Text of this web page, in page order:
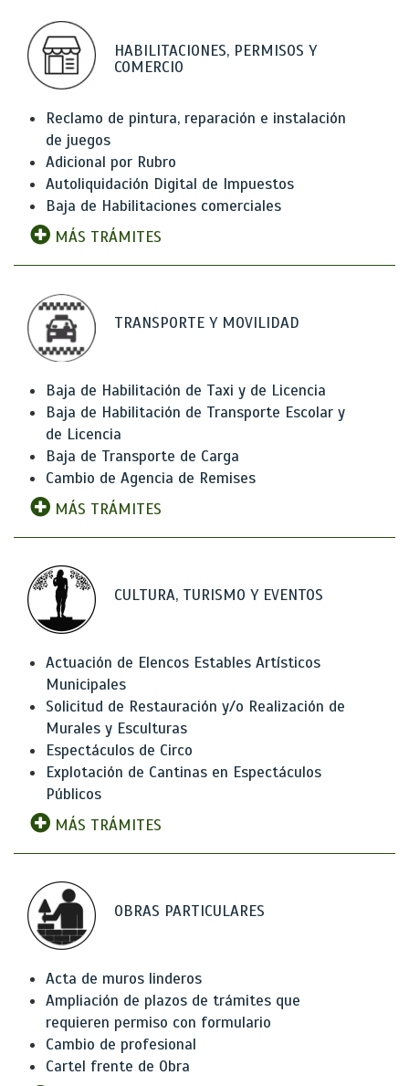
HABILITACIONES, PERMISOS Y
COMERCIO
Reclamo de pintura, reparación e instalación
de juegos
Adicional por Rubro
Autoliquidación Digital de Impuestos
Baja de Habilitaciones comerciales
MÁS TRÁMITES
TRANSPORTE Y MOVILIDAD
Baja de Habilitación de Taxi y de Licencia
Baja de Habilitación de Transporte Escolar y
de Licencia
Baja de Transporte de Carga
Cambio de Agencia de Remises
MÁS TRÁMITES
CULTURA, TURISMO Y EVENTOS
Actuación de Elencos Estables Artísticos
Municipales
Solicitud de Restauración y/o Realización de
Murales y Esculturas
Espectáculos de Circo
Explotación de Cantinas en Espectáculos
Públicos
MÁS TRÁMITES
OBRAS PARTICULARES
Acta de muros linderos
Ampliación de plazos de trámites que
requieren permiso con formulario
Cambio de profesional
Cartel frente de Obra